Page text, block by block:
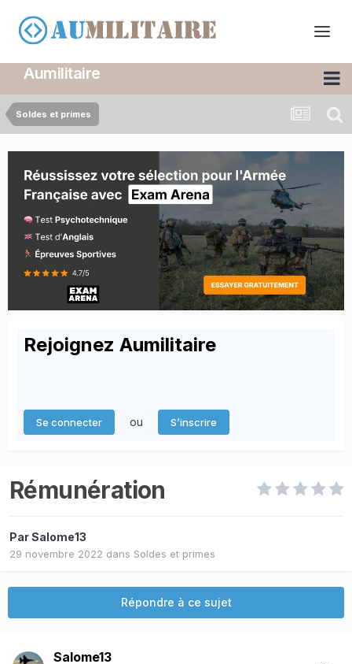
Aumilitaire
Soldes et primes
Rejoignez Aumilitaire
Se connecter ou S’inscrire
Rémunération
ParSalome13
29 novembre 2022 dans Soldes et primes
Répondre à ce sujet
Salome13